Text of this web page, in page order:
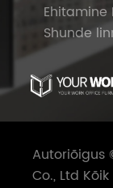
Ehitamine
Shunde
Autoriõigus
Co., Ltd